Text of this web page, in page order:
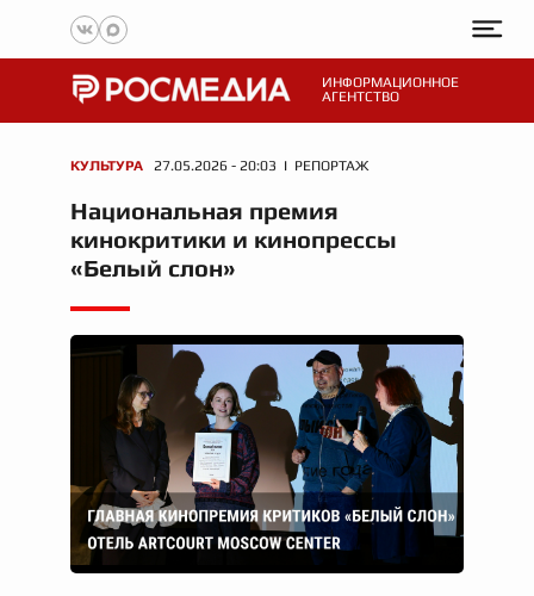
ИНФОРМАЦИОННОЕ
АГЕНТСТВО
КУЛЬТУРА 27.05.2026 - 20:03 I РЕПОРТАЖ
Национальная премия
кинокритики и кинопрессы
«Белый слон»